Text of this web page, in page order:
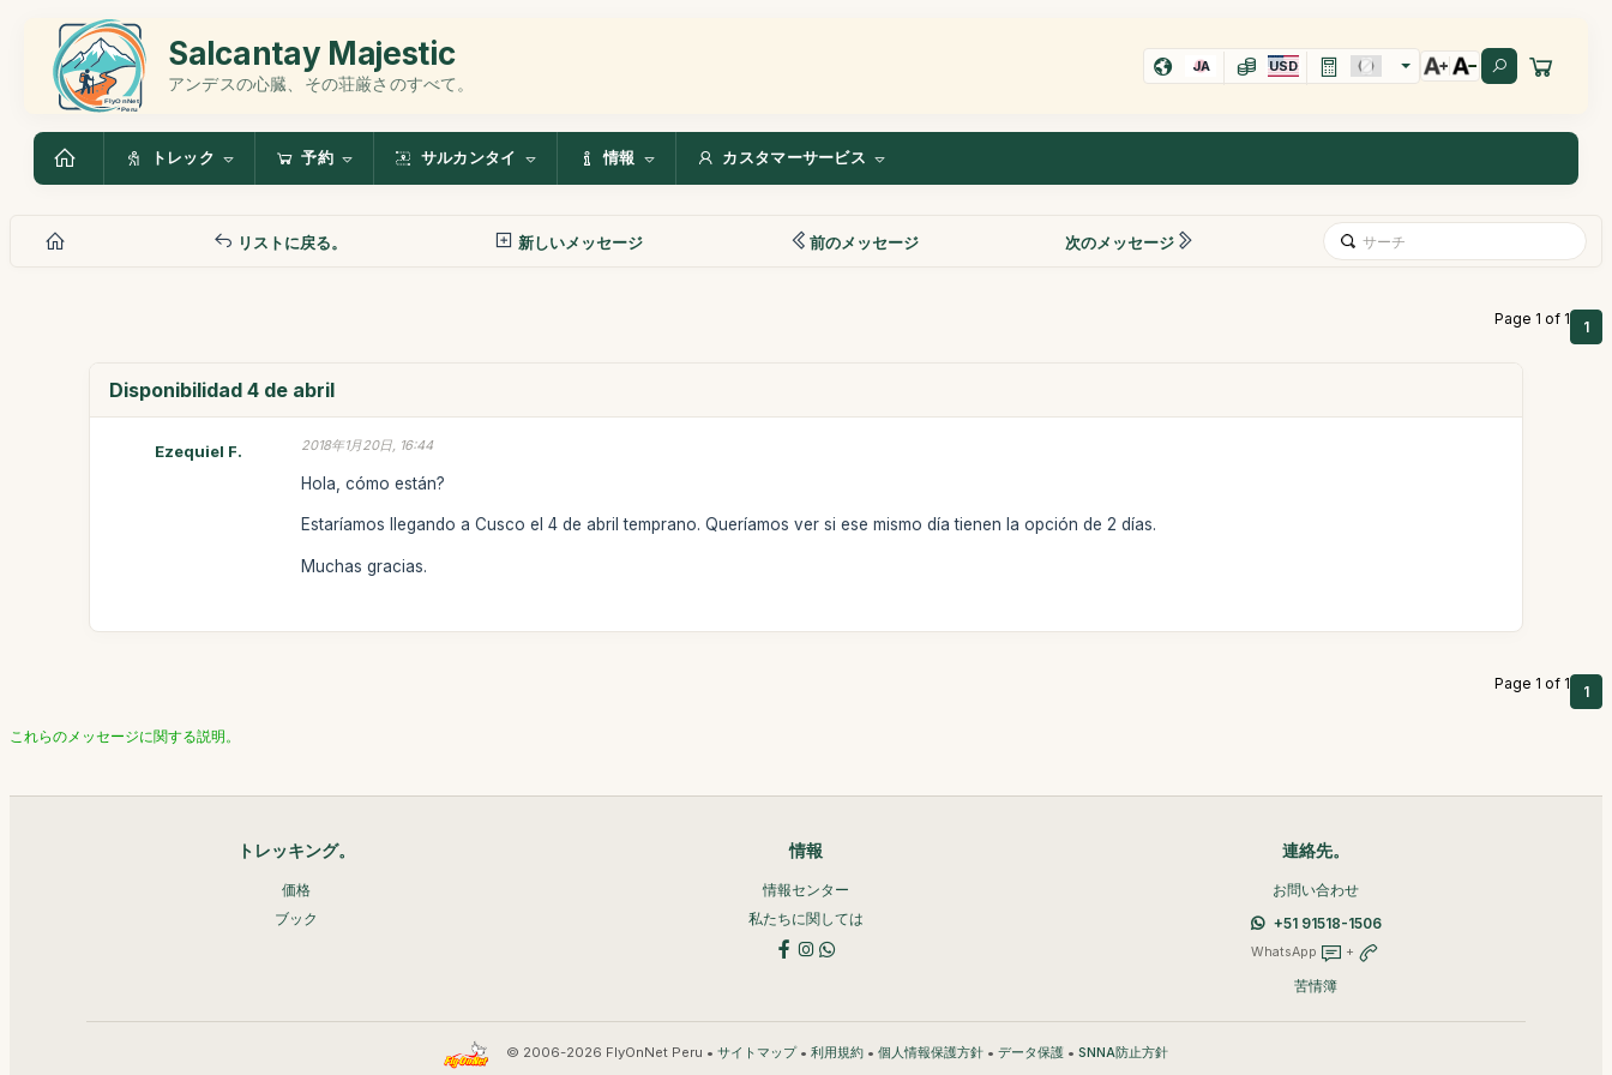
Salcantay Majestic
アンデスの心臓、その荘厳さのすべて。
JA USD
トレック 予約 サルカンタイ 情報 カスタマーサービス
リストに戻る。 新しいメッセージ 前のメッセージ 次のメッセージ
Page 1 of 1 1
Disponibilidad 4 de abril
Ezequiel F. 2018年1月20日, 16:44
Hola, cómo están?
Estaríamos llegando a Cusco el 4 de abril temprano. Queríamos ver si ese mismo día tienen la opción de 2 días.
Muchas gracias.
Page 1 of 1 1
これらのメッセージに関する説明。
トレッキング。
価格
ブック
情報
情報センター
私たちに関しては
連絡先。
お問い合わせ
+51 91518-1506
WhatsApp +
苦情簿
© 2006-2026 FlyOnNet Peru •サイトマップ•利用規約 •個人情報保護方針 •データ保護 •SNNA防止方針